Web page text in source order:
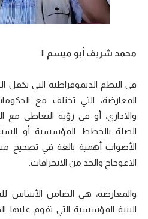
محمد شريف أبو ميسم ||
في النظم الديموقراطية التي تكفل
المعارضة، التي تختلف مع
والاداري، أو في رؤية التعاطي مع
الصلة بالخطط المؤسسية أو
الأصوات أهمية بالغة في تصحيح
الاعوجاج والحد من الانحرافات.
والمعارضة، هي الضامن الأساس
البنية المؤسسية التي تقوم عليها